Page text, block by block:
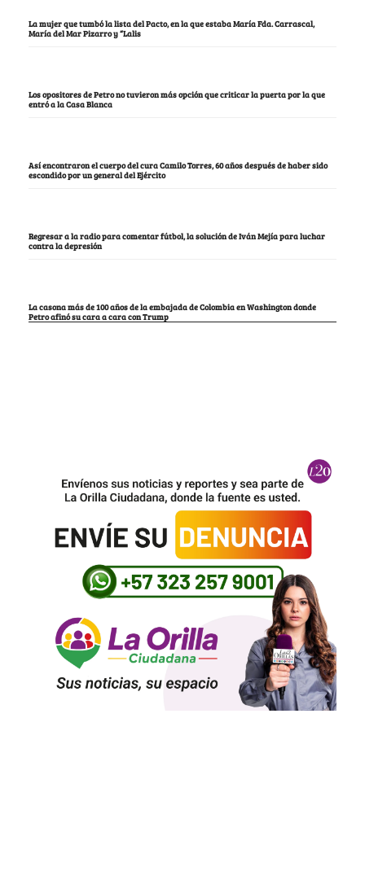
La mujer que tumbó la lista del Pacto, en la que estaba María Fda. Carrascal,
María del Mar Pizarro y “Lalis
Los opositores de Petro no tuvieron más opción que criticar la puerta por la que
entró a la Casa Blanca
Así encontraron el cuerpo del cura Camilo Torres, 60 años después de haber sido
escondido por un general del Ejército
Regresar a la radio para comentar fútbol, la solución de Iván Mejía para luchar
contra la depresión
La casona más de 100 años de la embajada de Colombia en Washington donde
Petro afinó su cara a cara con Trump